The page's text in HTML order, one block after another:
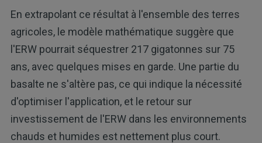
En extrapolant ce résultat à l'ensemble des terres
agricoles, le modèle mathématique suggère que
l'ERW pourrait séquestrer 217 gigatonnes sur 75
ans, avec quelques mises en garde. Une partie du
basalte ne s'altère pas, ce qui indique la nécessité
d'optimiser l'application, et le retour sur
investissement de l'ERW dans les environnements
chauds et humides est nettement plus court.